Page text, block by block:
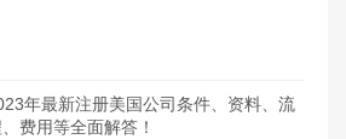
年最新注册美国公司条件、资料、流
费用等全面解答！